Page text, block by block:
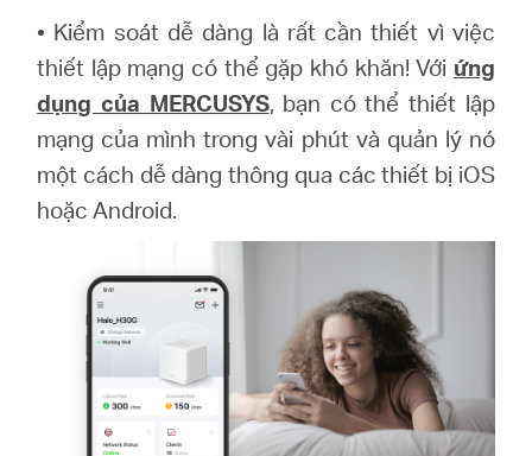
• Kiểm soát dễ dàng là rất cần thiết vì việc
thiết lập mạng có thể gặp khó khăn! Với ứng
dụng của MERCUSYS, bạn có thể thiết lập
mạng của mình trong vài phút và quản lý nó
một cách dễ dàng thông qua các thiết bị iOS
hoặc Android.